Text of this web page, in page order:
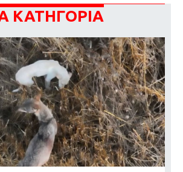
ΚΑΤΗΓΟΡΙΑ